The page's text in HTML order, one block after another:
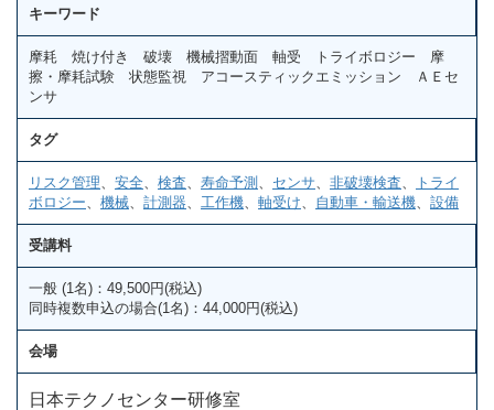
キーワード
摩耗 焼け付き 破壊 機械摺動面 軸受 トライボロジー 摩
擦・摩耗試験 状態監視 アコースティックエミッション ＡＥセ
ンサ
タグ
リスク管理 安全 検査 寿命予測 センサ 非破壊検査
トライ
ボロジー
機械 計測器 工作機 軸受け 自動車・輸送機 設備
受講料
一般 (1名)：49,500円(税込)
同時複数申込の場合(1名)：44,000円(税込)
会場
日本テクノセンター研修室